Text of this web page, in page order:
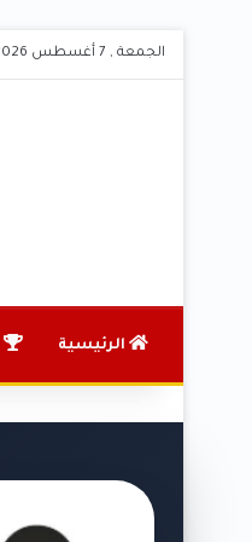
الجمعة , 7 أغسطس 2026
الرئيسية